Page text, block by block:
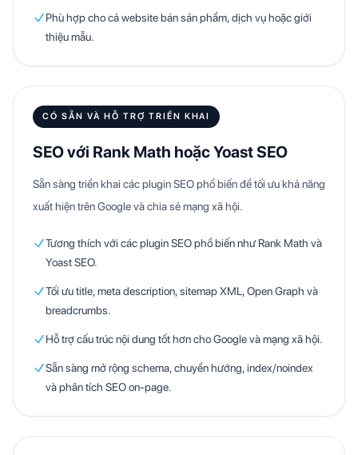
Phù hợp cho cả website bán sản phẩm, dịch vụ hoặc giới
thiệu mẫu.
CÓ SẴN VÀ HỖ TRỢ TRIỂN KHAI
SEO với Rank Math hoặc Yoast SEO
Sẵn sàng triển khai các plugin SEO phổ biến để tối ưu khả năng
xuất hiện trên Google và chia sẻ mạng xã hội.
Tương thích với các plugin SEO phổ biến như Rank Math và
Yoast SEO.
Tối ưu title, meta description, sitemap XML, Open Graph và
breadcrumbs.
Hỗ trợ cấu trúc nội dung tốt hơn cho Google và mạng xã hội.
Sẵn sàng mở rộng schema, chuyển hướng, index/noindex
và phân tích SEO on-page.